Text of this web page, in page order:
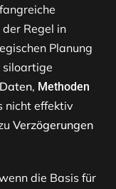
Regel in
Planung
siloartige
Daten, Methoden
nicht effektiv
Verzögerungen
die Basis für